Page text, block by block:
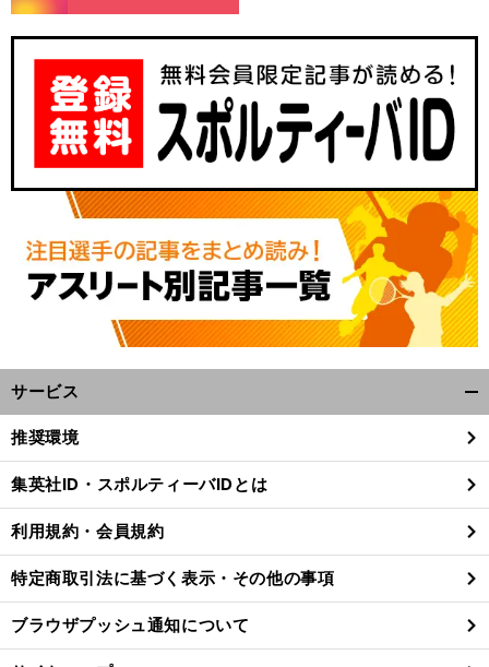
サービス
閉
る
推奨環境
集英社ID・スポルティーバIDとは
利用規約・会員規約
特定商取引法に基づく表示・その他の事項
ブラウザプッシュ通知について